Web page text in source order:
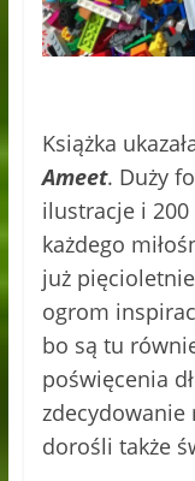
Książka
Ameet. Duży
ilustracje i
każdego
już
ogrom
bo są tu
poświęcenia
zdecydowanie
dorośli także